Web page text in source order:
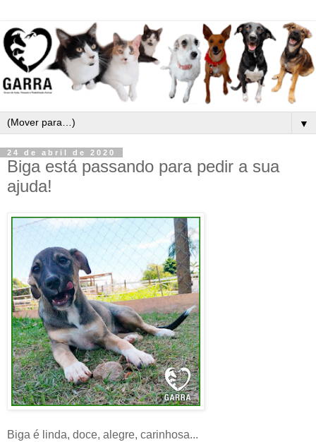
▼
24 de abril de 2020
Biga está passando para pedir a sua
ajuda!
Biga é linda, doce, alegre, carinhosa...